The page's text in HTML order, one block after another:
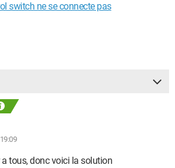
switch ne se connecte pas
tous, donc voici la solution